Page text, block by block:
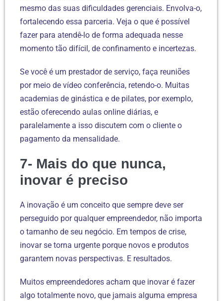
mesmo das suas dificuldades gerenciais. Envolva-o,
fortalecendo essa parceria. Veja o que é possível
fazer para atendê-lo de forma adequada nesse
momento tão difícil, de confinamento e incertezas.
Se você é um prestador de serviço, faça reuniões
por meio de vídeo conferência, retendo-o. Muitas
academias de ginástica e de pilates, por exemplo,
estão oferecendo aulas online diárias, e
paralelamente a isso discutem com o cliente o
pagamento da mensalidade.
7- Mais do que nunca,
inovar é preciso
A inovação é um conceito que sempre deve ser
perseguido por qualquer empreendedor, não importa
o tamanho de seu negócio. Em tempos de crise,
inovar se torna urgente porque novos e produtos
garantem novas perspectivas. E resultados.
Muitos empreendedores acham que inovar é fazer
algo totalmente novo, que jamais alguma empresa